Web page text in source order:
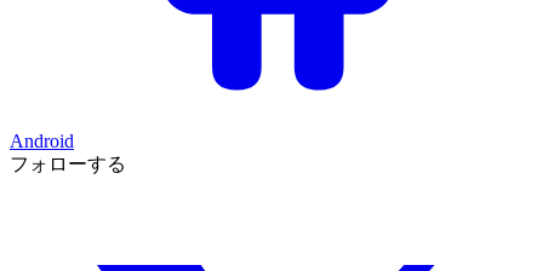
Android
フォローする